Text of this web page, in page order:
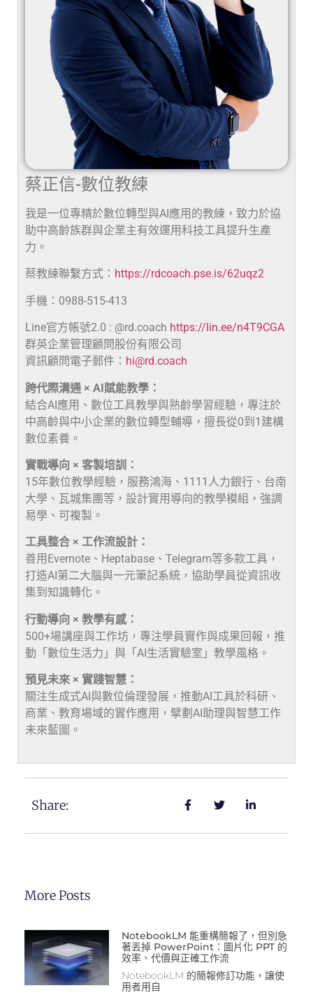
蔡正信-數位教練
我是一位專精於數位轉型與AI應用的教練，致力於協
助中高齡族群與企業主有效運用科技工具提升生產
力。
蔡教練聯繫方式： https://rdcoach.pse.is/62uqz2
手機：0988-515-413
Line官方帳號2.0 : @rd.coach https://lin.ee/n4T9CGA
群英企業管理顧問股份有限公司
資訊顧問電子郵件： hi@rd.coach
跨代際溝通 × AI賦能教學：
結合AI應用、數位工具教學與熟齡學習經驗，專注於
中高齡與中小企業的數位轉型輔導，擅長從0到1建構
數位素養。
實戰導向 × 客製培訓：
15年數位教學經驗，服務鴻海、1111人力銀行、台南
大學、瓦城集團等，設計實用導向的教學模組，強調
易學、可複製。
工具整合 × 工作流設計：
善用Evernote、Heptabase、Telegram等多款工具，
打造AI第二大腦與一元筆記系統，協助學員從資訊收
集到知識轉化。
行動導向 × 教學有感：
500+場講座與工作坊，專注學員實作與成果回報，推
動「數位生活力」與「AI生活實驗室」教學風格。
預見未來 × 實踐智慧：
關注生成式AI與數位倫理發展，推動AI工具於科研、
商業、教育場域的實作應用，擘劃AI助理與智慧工作
未來藍圖。
Share:
More Posts
NotebookLM 能重構簡報了，但別急
著丟掉 PowerPoint：圖片化 PPT 的
效率、代價與正確工作流
NotebookLM 的簡報修訂功能，讓使
用者用自